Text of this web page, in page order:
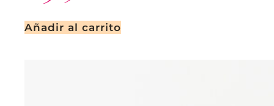
Añadir al carrito